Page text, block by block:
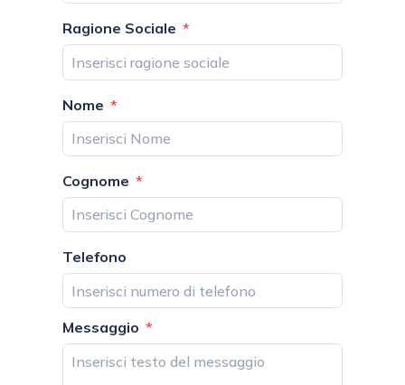
Ragione Sociale
Nome
Cognome
Telefono
Messaggio